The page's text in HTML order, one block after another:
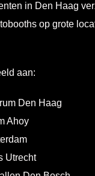
in Den Haag
op grote
aan:
Den Haag
Ahoy
Utrecht